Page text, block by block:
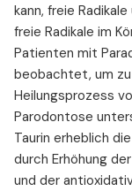
kann, freie
freie Radikale im
Patienten mit
beobachtet, um
Heilungsprozess
Parodontose
Taurin erheblich
durch Erhöhung
und der